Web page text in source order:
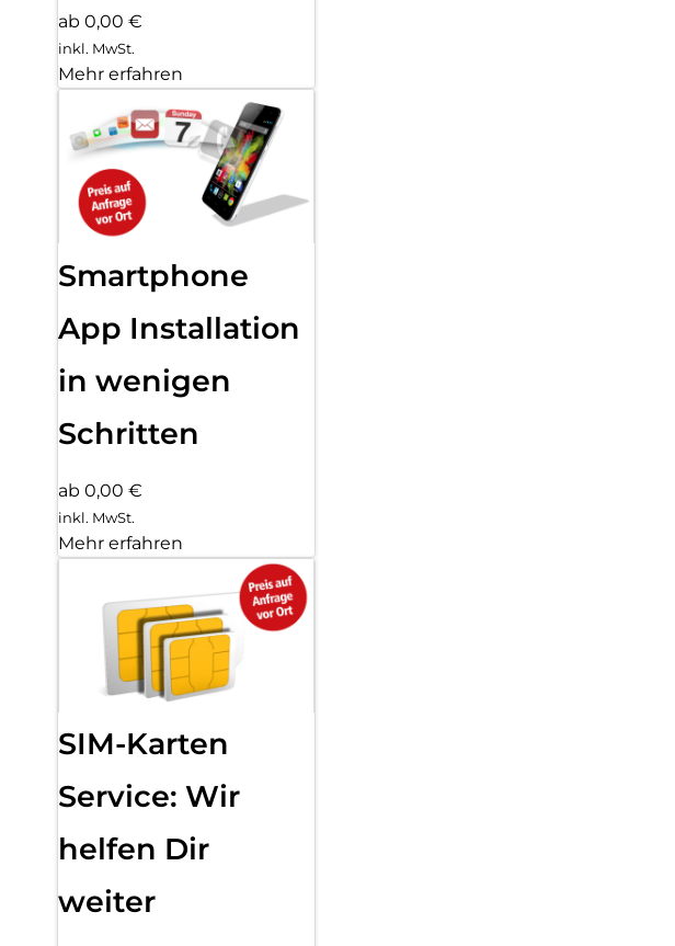
ab 0,00 €
inkl. MwSt.
Mehr erfahren
Smartphone
App Installation
in wenigen
Schritten
ab 0,00 €
inkl. MwSt.
Mehr erfahren
SIM-Karten
Service: Wir
helfen Dir
weiter